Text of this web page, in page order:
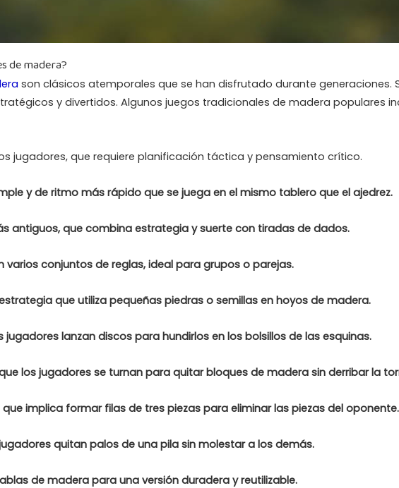
de madera?
son clásicos atemporales que se han disfrutado durante generaciones.
y divertidos. Algunos juegos tradicionales de madera populares
jugadores, que requiere planificación táctica y pensamiento crítico.
y de ritmo más rápido que se juega en el mismo tablero que el ajedrez.
antiguos, que combina estrategia y suerte con tiradas de dados.
varios conjuntos de reglas, ideal para grupos o parejas.
que utiliza pequeñas piedras o semillas en hoyos de madera.
jugadores lanzan discos para hundirlos en los bolsillos de las esquinas.
los jugadores se turnan para quitar bloques de madera sin derribar la
implica formar filas de tres piezas para eliminar las piezas del oponente.
quitan palos de una pila sin molestar a los demás.
de madera para una versión duradera y reutilizable.